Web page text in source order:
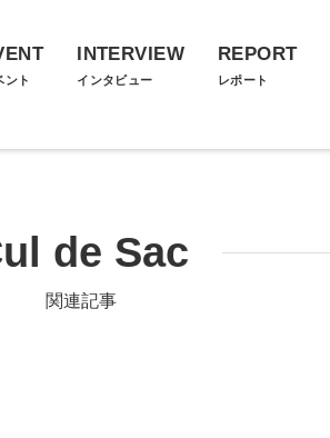
ント
INTERVIEW
インタビュー
REPORT
レポート
de Sac
関連記事